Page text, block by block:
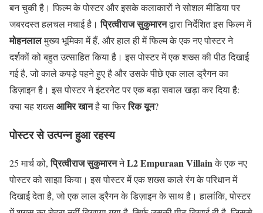
बन चुकी है। फिल्म के पोस्टर और इसके कलाकारों ने सोशल मीडिया पर
जबरदस्त हलचल मचाई है।प्रित्वीराज सुकुमारनद्वारा निर्देशित इस फिल्म में
मोहनलालमुख्य भूमिका में हैं, और हाल ही में फिल्म के एक नए पोस्टर ने
दर्शकों को बहुत उत्साहित किया है। इस पोस्टर में एक शख्स की पीठ दिखाई
गई है, जो काले कपड़े पहने हुए है और उसके पीछे एक लाल ड्रैगन का
डिज़ाइन है। इस पोस्टर ने इंटरनेट पर एक बड़ा सवाल खड़ा कर दिया है:
क्या यह शख्सआमिर खानहै या फिररिक यून?
पोस्टर से उत्पन्न हुआ रहस्य
25 मार्च को,प्रित्वीराज सुकुमारननेL2 EmpuraanVillainके एक नए
पोस्टर को साझा किया। इस पोस्टर में एक शख्स काले रंग के परिधान में
दिखाई देता है, जो एक लाल ड्रैगन के डिज़ाइन के साथ है। हालांकि, पोस्टर